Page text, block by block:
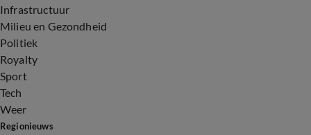
Infrastructuur
Milieu en Gezondheid
Politiek
Royalty
Sport
Tech
Weer
Regionieuws